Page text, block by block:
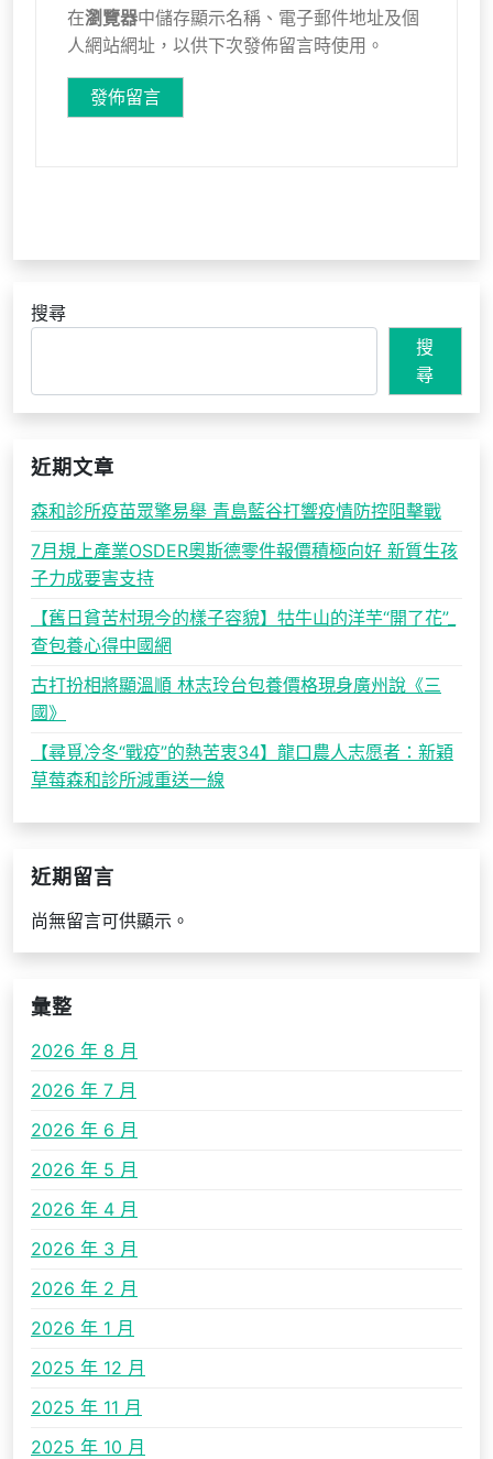
在瀏覽器中儲存顯示名稱、電子郵件地址及個
人網站網址，以供下次發佈留言時使用。
搜尋
搜
尋
近期文章
森和診所疫苗眾擎易舉 青島藍谷打響疫情防控阻擊戰
7月規上產業OSDER奧斯德零件報價積極向好 新質生孩
子力成要害支持
【舊日貧苦村現今的樣子容貌】牯牛山的洋芋“開了花”_
查包養心得中國網
古打扮相將顯溫順 林志玲台包養價格現身廣州說《三
國》
【尋覓冷冬“戰疫”的熱苦衷34】龍口農人志愿者：新穎
草莓森和診所減重送一線
近期留言
尚無留言可供顯示。
彙整
2026 年 8 月
2026 年 7 月
2026 年 6 月
2026 年 5 月
2026 年 4 月
2026 年 3 月
2026 年 2 月
2026 年 1 月
2025 年 12 月
2025 年 11 月
2025 年 10 月